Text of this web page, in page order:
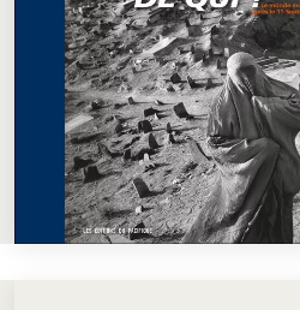
En voir plus